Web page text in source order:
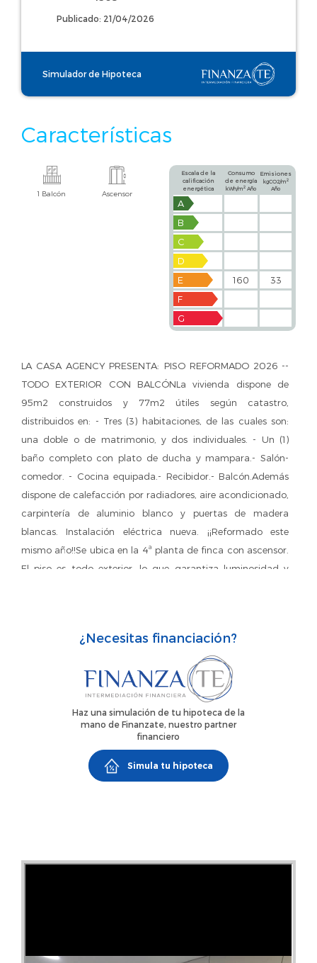
Publicado: 21/04/2026
Simulador de Hipoteca
Características
1 Balcón Ascensor
Escala de la
calificación
energética
Consumo
de energía
kWh/m2 Año
Emisiones
kgCO2/m 2
Año
A
B
C
D
E
160
33
F
G
LA CASA AGENCY PRESENTA: PISO REFORMADO 2026 --
TODO EXTERIOR CON BALCÓNLa vivienda dispone de
95m2 construidos y 77m2 útiles según catastro,
distribuidos en: - Tres (3) habitaciones, de las cuales son:
una doble o de matrimonio, y dos individuales. - Un (1)
baño completo con plato de ducha y mampara.- Salón-
comedor. - Cocina equipada.- Recibidor.- Balcón.Además
dispone de calefacción por radiadores, aire acondicionado,
carpintería de aluminio blanco y puertas de madera
blancas. Instalación eléctrica nueva. ¡¡Reformado este
mismo año!!Se ubica en la 4ª planta de finca con ascensor.
El piso es todo exterior, lo que garantiza luminosidad y
H12, V29, V31; a tan sólo un minuto a pie del Metro L2
(Sant Marti), además de servicio bicing, comercios,
colegios, supermercados, restaurantes, etc.
¿Necesitas financiación?
Haz una simulación de tu hipoteca de la
mano de Finanzate, nuestro partner
financiero
Simula tu hipoteca